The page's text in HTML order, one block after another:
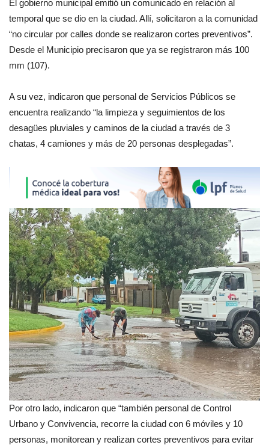
El gobierno municipal emitió un comunicado en relación al
temporal que se dio en la ciudad. Allí, solicitaron a la comunidad
“no circular por calles donde se realizaron cortes preventivos”.
Desde el Municipio precisaron que ya se registraron más 100
mm (107).
A su vez, indicaron que personal de Servicios Públicos se
encuentra realizando “la limpieza y seguimientos de los
desagües pluviales y caminos de la ciudad a través de 3
chatas, 4 camiones y más de 20 personas desplegadas”.
Por otro lado, indicaron que “también personal de Control
Urbano y Convivencia, recorre la ciudad con 6 móviles y 10
personas, monitorean y realizan cortes preventivos para evitar